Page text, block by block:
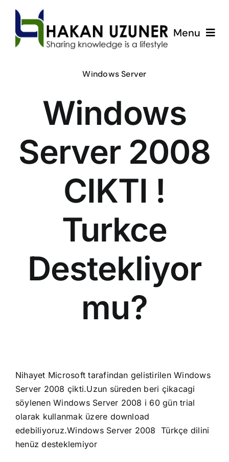
content
Menu
ÇözümPark
Eğitimlerim
Hakkında
İletişim
Windows Server
Windows
Server 2008
CIKTI !
Turkce
Destekliyor
mu?
Nihayet Microsoft tarafindan gelistirilen Windows
Server 2008 çikti.Uzun süreden beri çikacagi
söylenen Windows Server 2008 i 60 gün trial
olarak kullanmak üzere download
edebiliyoruz.Windows Server 2008 Türkçe dilini
henüz desteklemiyor